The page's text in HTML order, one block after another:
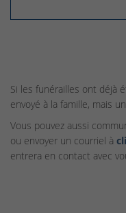
Si les funérailles ont déjà
envoyé à la famille, mais
Vous pouvez aussi
ou envoyer un courriel à
entrera en contact avec